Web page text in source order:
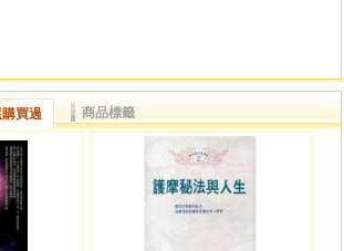
量子物理學之父普朗克、約翰．惠勒到
萬物母體、光子雙狹縫實驗、量子糾
在隱含秩序到引導性遠距意志作用等實
學來幫你驗證：念咒為什麼有效？為什
改變你的世界？
買過 商品標籤